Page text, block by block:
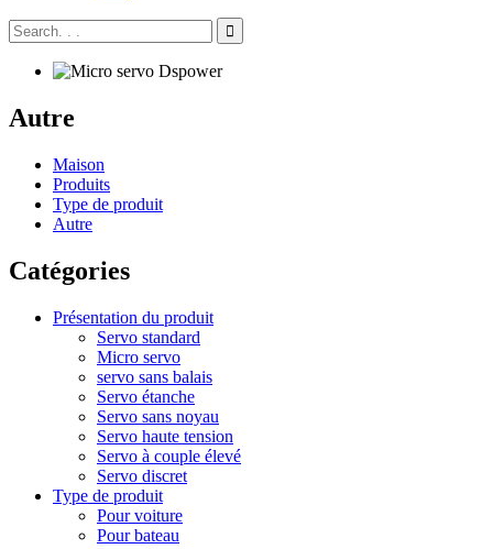
Autre
Maison
Produits
Type de produit
Autre
Catégories
Présentation du produit
Servo standard
Micro servo
servo sans balais
Servo étanche
Servo sans noyau
Servo haute tension
Servo à couple élevé
Servo discret
Type de produit
Pour voiture
Pour bateau